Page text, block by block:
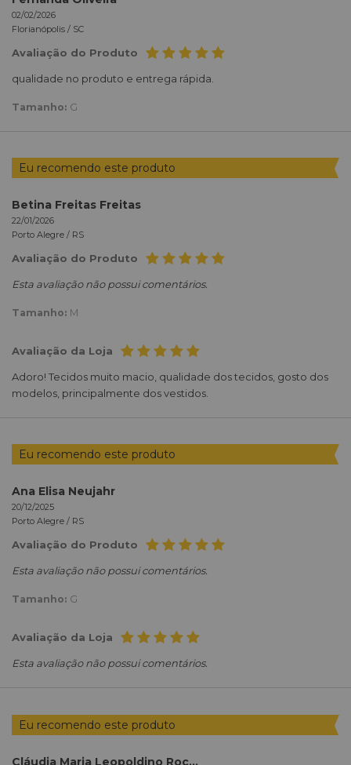
02/02/2026
Florianópolis / SC
Avaliação do Produto
qualidade no produto e entrega rápida.
Tamanho: G
Eu recomendo este produto
Betina Freitas Freitas
22/01/2026
Porto Alegre / RS
Avaliação do Produto
Esta avaliação não possui comentários.
Tamanho: M
Avaliação da Loja
Adoro! Tecidos muito macio, qualidade dos tecidos, gosto dos
modelos, principalmente dos vestidos.
Eu recomendo este produto
Ana Elisa Neujahr
20/12/2025
Porto Alegre / RS
Avaliação do Produto
Esta avaliação não possui comentários.
Tamanho: G
Avaliação da Loja
Esta avaliação não possui comentários.
Eu recomendo este produto
Cláudia Maria Leopoldino Rocha